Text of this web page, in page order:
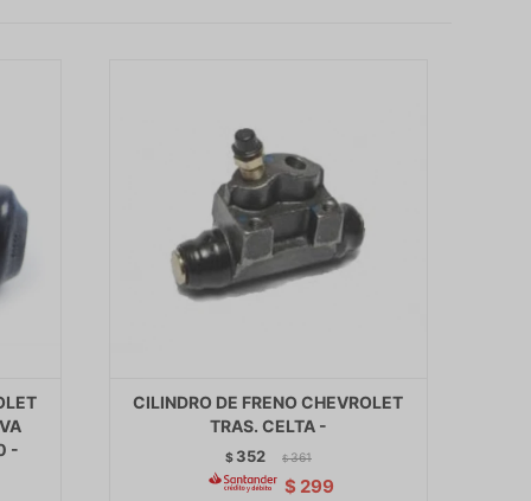
-
CILINDRO DE FRENO CHEVROLET
TRAS. CELTA -
$ 352 $ 361
$ 299